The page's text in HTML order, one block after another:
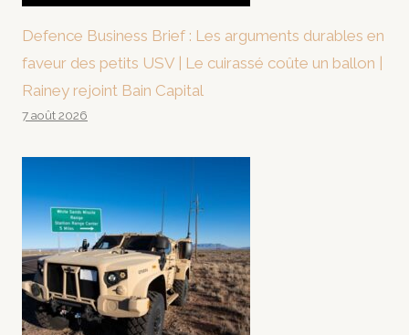
Defence Business Brief : Les arguments durables en
faveur des petits USV | Le cuirassé coûte un ballon |
Rainey rejoint Bain Capital
7 août 2026